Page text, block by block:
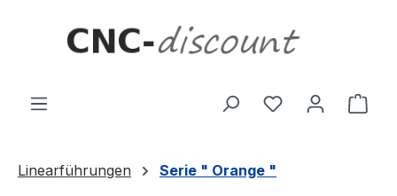
Linearführungen Serie " Orange "